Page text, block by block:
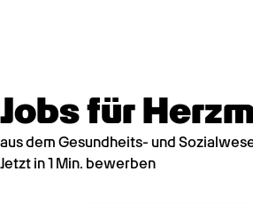
Jobs für
aus dem Gesundheits- und
Jetzt in 1 Min. bewerben